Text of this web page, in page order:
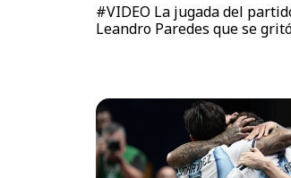
#VIDEO La jugada del
Leandro Paredes que se